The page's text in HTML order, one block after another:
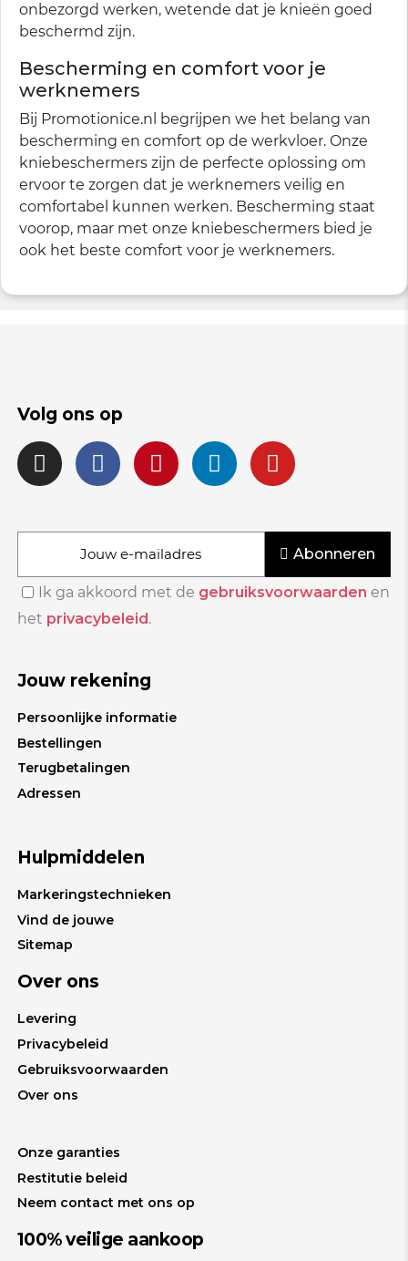
onbezorgd werken, wetende dat je knieën goed
beschermd zijn.
Bescherming en comfort voor je
werknemers
Bij Promotionice.nl begrijpen we het belang van
bescherming en comfort op de werkvloer. Onze
kniebeschermers zijn de perfecte oplossing om
ervoor te zorgen dat je werknemers veilig en
comfortabel kunnen werken. Bescherming staat
voorop, maar met onze kniebeschermers bied je
ook het beste comfort voor je werknemers.
Volg ons op
Abonneren
Ik ga akkoord met de gebruiksvoorwaarden en
het privacybeleid.
Jouw rekening
Persoonlijke informatie
Bestellingen
Terugbetalingen
Adressen
Hulpmiddelen
Markeringstechnieken
Vind de jouwe
Sitemap
Over ons
Levering
Privacybeleid
Gebruiksvoorwaarden
Over ons
Onze garanties
Restitutie beleid
Neem contact met ons op
100% veilige aankoop